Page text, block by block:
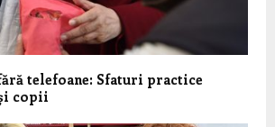
telefoane: Sfaturi practice
copii